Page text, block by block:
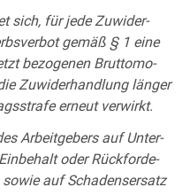
sich, für je­de Zu­wi­der­
ge­mäß § 1 ei­ne
be­zo­ge­nen Brut­to­mo­
Zu­wi­der­hand­lung län­ger
er­neut ver­wirkt.
Ar­beit­ge­bers auf Un­ter­
oder Rück­for­de­
auf Scha­dens­er­satz